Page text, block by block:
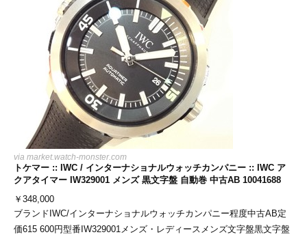
via market.watch-monster.com
トケマー :: IWC / インターナショナルウォッチカンパニー :: IWC ア
クアタイマー IW329001 メンズ 黒文字盤 自動巻 中古AB 10041688
￥ 348,000
ブランドIWC/インターナショナルウォッチカンパニー程度中古AB定
価615 600円型番IW329001メンズ・レディースメンズ文字盤黒文字盤